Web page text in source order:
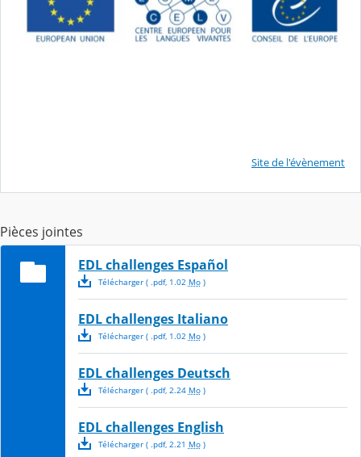
Site de l'évènement
Pièces jointes
EDL challenges Español
Télécharger( .pdf, 1.02 Mo)
EDL challenges Italiano
Télécharger( .pdf, 1.02 Mo)
EDL challenges Deutsch
Télécharger( .pdf, 2.24 Mo)
EDL challenges English
Télécharger( .pdf, 2.21 Mo)